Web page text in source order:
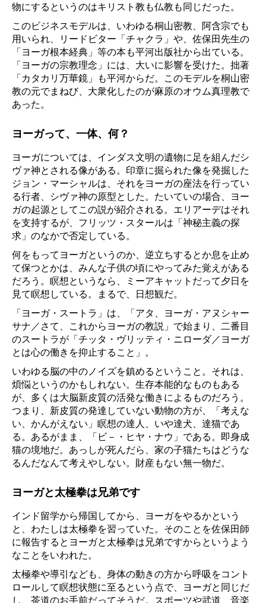
物にするというのはキリスト教も仏教も同じだった。
このビジネスモデルは、いわゆる桐山密教、阿含宗でも
用いられ、リードビター「チャクラ」や、佐保田先生の
「ヨーガ根本経典」等の本も平河出版社から出ている。
「ヨーガの宗教理念」には、大いに影響を受けた。拙著
「カタカリ万華鏡」も平河からだ。このモデルを桐山密
教の元でまねび、大衆化したのが麻原のオウム真理教で
あった。
ヨーガって、一体、何？
ヨーガについては、インダス文明の遺物に足を組んだシ
ヴァ神とされる像がある。印章に掘られた像を発掘した
ジョン・マーシャルは、それをヨーガの座法を行ってい
る行者、シヴァ神の原型とした。たいていの場合、ヨー
ガの起源としてこの説が紹介される。エリアーデはそれ
を支持するが、フリッツ・スタールは「神秘主義の探
求」のなかで否定している。
何をもってヨーガというのか、逆立ちするとか息を止め
て保つとかは、みんな子供の頃にやってみた覚えがある
だろう。瞑想というなら、ミーアキャットだって夕日を
見て瞑想している。まるで、日想観だ。
「ヨーガ・スートラ」は、「アタ、ヨーガ・アヌシャー
サナ／さて、これからヨーガの教説」で始まり、二番目
のスートラが「チッタ・ヴリッティ・ニローダ／ヨーガ
とは心の働きを抑止すること」。
いわゆる脳の中のノイズを鎮めるということ。それは、
煩悩というのかもしれない。生存本能的なものもある
が、多くは大脳新皮質の活発な働きによるものだろう。
つまり、新皮質の発達していない動物の方が、「考えな
い、かんがえない」瞑想の達人、いや達犬、達猫であ
る。あるがまま、「ビ－・ヒヤ・ナウ」である。即身成
猫の境地だ。あっしが死んだら、家の子猫たちはどうな
るんだなんて考えやしない。財産もない無一物だ。
ヨーガと太極拳は兄弟です
インド留学から帰国してから、ヨーガをやるかという
と、わたしは太極拳を習っていた。そのことを佐保田師
に報告するとヨーガと太極拳は兄弟ですからというよう
なことをいわれた。
太極拳や導引なども、身体の動きの方から呼吸をコント
ロールして瞑想状態に至るという点で、ヨーガと同じだ
し、茶道のお手前だってそうだ。スポーツや武道、音楽